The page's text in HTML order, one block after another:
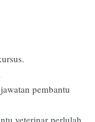
pembantu
veterinar perlulah